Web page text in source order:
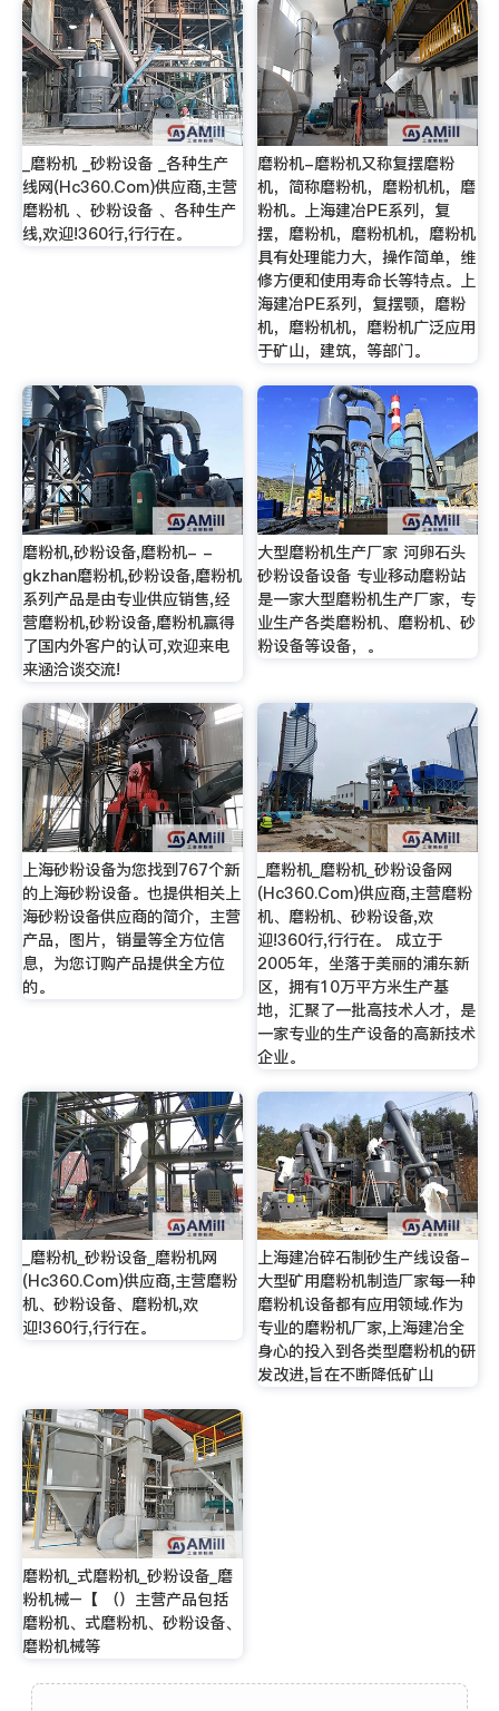
_磨粉机 _砂粉设备 _各种生产
线网(Hc360.Com)供应商,主营
磨粉机 、砂粉设备 、各种生产
线,欢迎!360行,行行在。
磨粉机-磨粉机又称复摆磨粉
机，简称磨粉机，磨粉机机，磨
粉机。上海建冶PE系列，复
摆，磨粉机，磨粉机机，磨粉机
具有处理能力大，操作简单，维
修方便和使用寿命长等特点。上
海建冶PE系列，复摆颚，磨粉
机，磨粉机机，磨粉机广泛应用
于矿山，建筑，等部门。
磨粉机,砂粉设备,磨粉机- -
gkzhan磨粉机,砂粉设备,磨粉机
系列产品是由专业供应销售,经
营磨粉机,砂粉设备,磨粉机赢得
了国内外客户的认可,欢迎来电
来涵洽谈交流!
大型磨粉机生产厂家 河卵石头
砂粉设备设备 专业移动磨粉站
是一家大型磨粉机生产厂家，专
业生产各类磨粉机、磨粉机、砂
粉设备等设备，。
上海砂粉设备为您找到767个新
的上海砂粉设备。也提供相关上
海砂粉设备供应商的简介，主营
产品，图片，销量等全方位信
息，为您订购产品提供全方位
的。
_磨粉机_磨粉机_砂粉设备网
(Hc360.Com)供应商,主营磨粉
机、磨粉机、砂粉设备,欢
迎!360行,行行在。 成立于
2005年，坐落于美丽的浦东新
区，拥有10万平方米生产基
地，汇聚了一批高技术人才，是
一家专业的生产设备的高新技术
企业。
_磨粉机_砂粉设备_磨粉机网
(Hc360.Com)供应商,主营磨粉
机、砂粉设备、磨粉机,欢
迎!360行,行行在。
上海建冶碎石制砂生产线设备-
大型矿用磨粉机制造厂家每一种
磨粉机设备都有应用领域.作为
专业的磨粉机厂家,上海建冶全
身心的投入到各类型磨粉机的研
发改进,旨在不断降低矿山
磨粉机_式磨粉机_砂粉设备_磨
粉机械–【 （）主营产品包括
磨粉机、式磨粉机、砂粉设备、
磨粉机械等